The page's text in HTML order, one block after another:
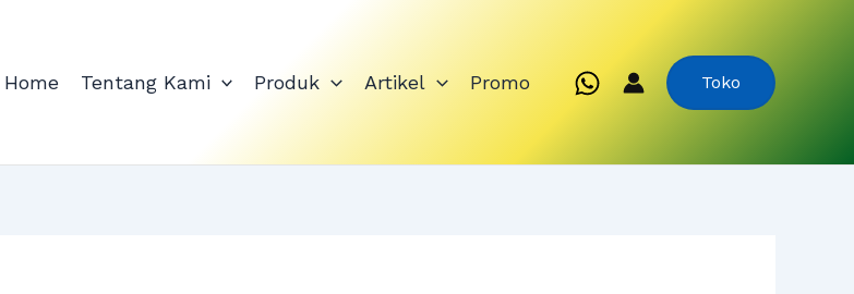
Home Tentang Kami Produk Artikel Promo Toko